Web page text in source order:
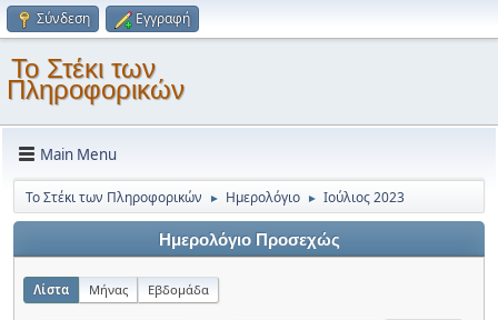
Σύνδεση Εγγραφή
Το Στέκι των
Πληροφορικών
Main Menu
Το Στέκι των Πληροφορικών ► Ημερολόγιο ► Ιούλιος 2023
Ημερολόγιο Προσεχώς
Λίστα Μήνας Εβδομάδα